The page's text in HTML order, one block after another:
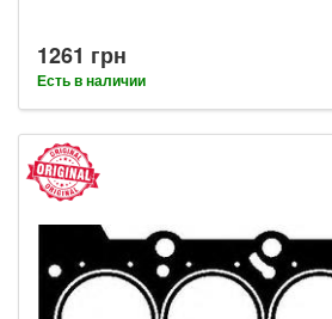
1261 грн
Есть в наличии